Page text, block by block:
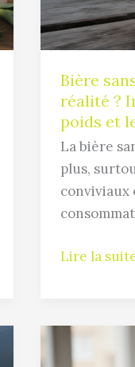
Bière
réalité ?
poids et
La bière
plus,
conviviaux
réalité
?
sur
la
prise
de
poids
et
le
Lire la